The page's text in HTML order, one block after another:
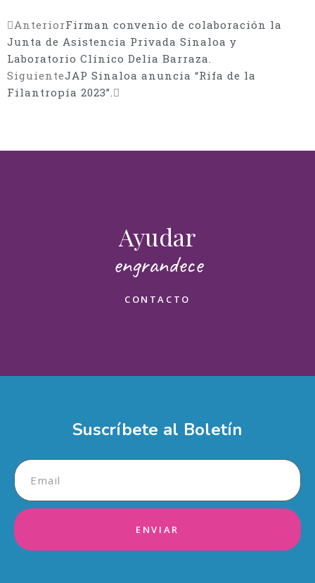
AnteriorFirman convenio de colaboración la
Junta de Asistencia Privada Sinaloa y
Laboratorio Clínico Delia Barraza.
SiguienteJAP Sinaloa anuncia “Rifa de la
Filantropía 2023”.
Ayudar
engrandece
CONTACTO
Suscríbete al Boletín
ENVIAR
¡Muchas gracias por sumarte!
Nombre(s)